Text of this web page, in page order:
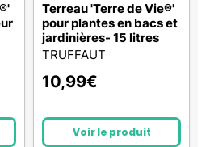
Terreau 'Terre de Vie®'
pour plantes en bacs et
jardinières- 15 litres
TRUFFAUT
10,99€
Voir le produit